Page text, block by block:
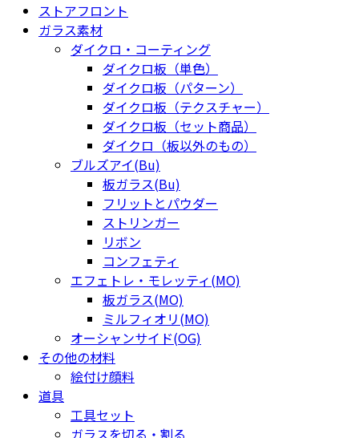
ストアフロント
ガラス素材
ダイクロ・コーティング
ダイクロ板（単色）
ダイクロ板（パターン）
ダイクロ板（テクスチャー）
ダイクロ板（セット商品）
ダイクロ（板以外のもの）
ブルズアイ(Bu)
板ガラス(Bu)
フリットとパウダー
ストリンガー
リボン
コンフェティ
エフェトレ・モレッティ(MO)
板ガラス(MO)
ミルフィオリ(MO)
オーシャンサイド(OG)
その他の材料
絵付け顔料
道具
工具セット